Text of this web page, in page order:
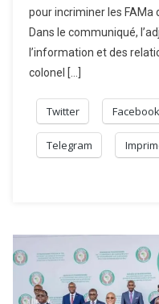
pour incriminer les FAMa
Dans le communiqué,
l’information et des
colonel […]
Twitter Facebook
Telegram